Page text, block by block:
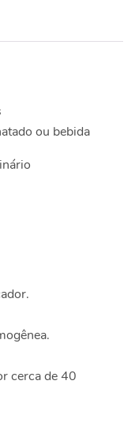
ou bebida
cerca de 40